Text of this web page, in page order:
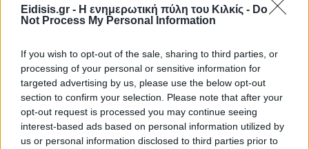
Eidisis.gr - Η ενημερωτική πύλη του Κιλκίς - Do
Not Process My Personal Information
If you wish to opt-out of the sale, sharing to third parties, or
processing of your personal or sensitive information for
targeted advertising by us, please use the below opt-out
section to confirm your selection. Please note that after your
opt-out request is processed you may continue seeing
interest-based ads based on personal information utilized by
us or personal information disclosed to third parties prior to